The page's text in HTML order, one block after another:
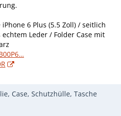
6 Plus (5.5 Zoll) / seitlich
Leder / Folder Case mit
Case, Schutzhülle, Tasche